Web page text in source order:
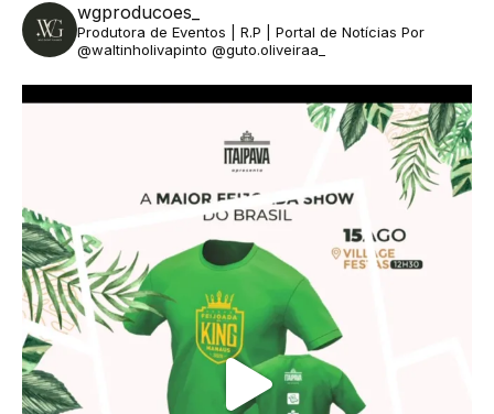
wgproducoes_
Produtora de Eventos | R.P | Portal de Notícias Por
@waltinholivapinto @guto.oliveiraa_